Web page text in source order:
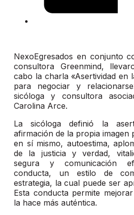
NexoEgresados en conjunto
consultora Greenmind,
cabo la charla «Asertividad en
para negociar y
sicóloga y consultora
Carolina Arce.
La sicóloga definió la
afirmación de la propia imagen
en sí mismo, autoestima,
de la justicia y verdad,
segura y comunicación
conducta, un estilo de
estrategia, la cual puede ser
Esta conducta permite
la hace más auténtica.